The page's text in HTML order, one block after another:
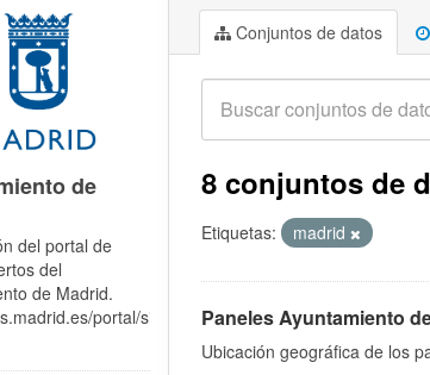
Conjuntos de datos
8 conjuntos de
Etiquetas: madrid
Paneles Ayuntamiento
Ubicación geográfica de los
de
del portal de
del
de Madrid.
portal/site/egob